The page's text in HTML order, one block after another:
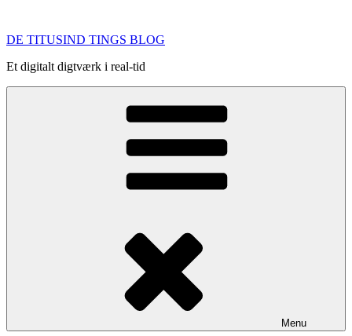
indhold
DE TITUSIND TINGS BLOG
Et digitalt digtværk i real-tid
Menu